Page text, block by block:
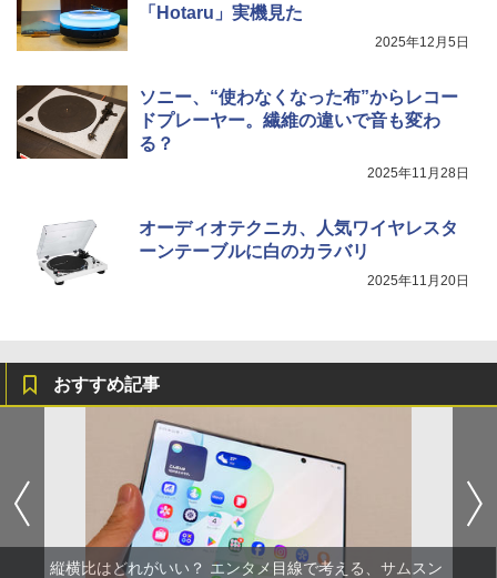
「Hotaru」実機見た
2025年12月5日
ソニー、“使わなくなった布”からレコー
ドプレーヤー。繊維の違いで音も変わ
る？
2025年11月28日
オーディオテクニカ、人気ワイヤレスタ
ーンテーブルに白のカラバリ
2025年11月20日
おすすめ記事
縦横比はどれがいい？ エンタメ目線で考える、サムスン